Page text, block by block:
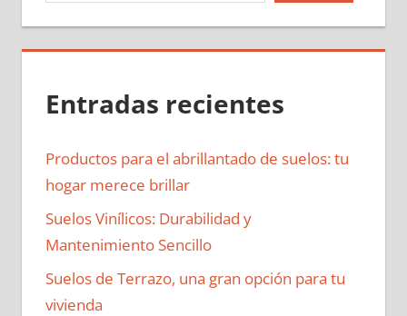
Entradas recientes
Productos para el abrillantado de suelos: tu
hogar merece brillar
Suelos Vinílicos: Durabilidad y
Mantenimiento Sencillo
Suelos de Terrazo, una gran opción para tu
vivienda